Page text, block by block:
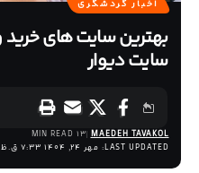
اخبار گردشگری
بهترین سایت های
سایت دیوار
LAST UPDATED: مهر 24, 1404 7:33 ق.ظ
MAEDEH TAVAKOL
13 MIN READ